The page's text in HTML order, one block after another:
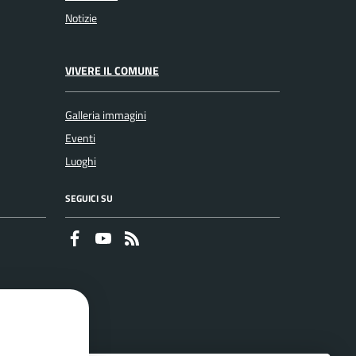
Notizie
VIVERE IL COMUNE
Galleria immagini
Eventi
Luoghi
SEGUICI SU
Faceboook
Youtube